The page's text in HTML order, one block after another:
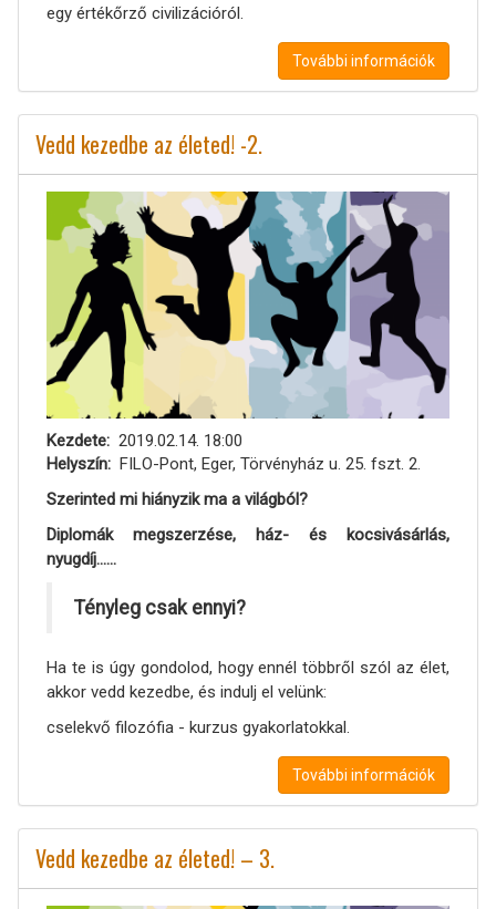
egy értékőrző civilizációról.
További információk
Vedd kezedbe az életed! -2.
Kezdete
2019.02.14. 18:00
Helyszín
FILO-Pont, Eger, Törvényház u. 25. fszt. 2.
Szerinted mi hiányzik ma a világból?
Diplomák megszerzése, ház- és kocsivásárlás,
nyugdíj......
Tényleg csak ennyi?
Ha te is úgy gondolod, hogy ennél többről szól az élet,
akkor vedd kezedbe, és indulj el velünk:
cselekvő filozófia - kurzus gyakorlatokkal.
További információk
Vedd kezedbe az életed! – 3.